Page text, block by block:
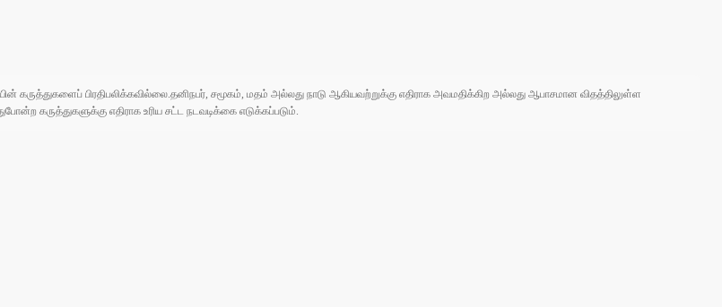
கருத்துகளைப் பிரதிபலிக்கவில்லை.தனிநபர், சமூகம், மதம் அல்லது நாடு ஆகியவற்றுக்கு எதிராக அவமதிக்கிற அல்லது ஆபாசமான விதத்திலுள்ள
கருத்துகளுக்கு எதிராக உரிய சட்ட நடவடிக்கை எடுக்கப்படும்.